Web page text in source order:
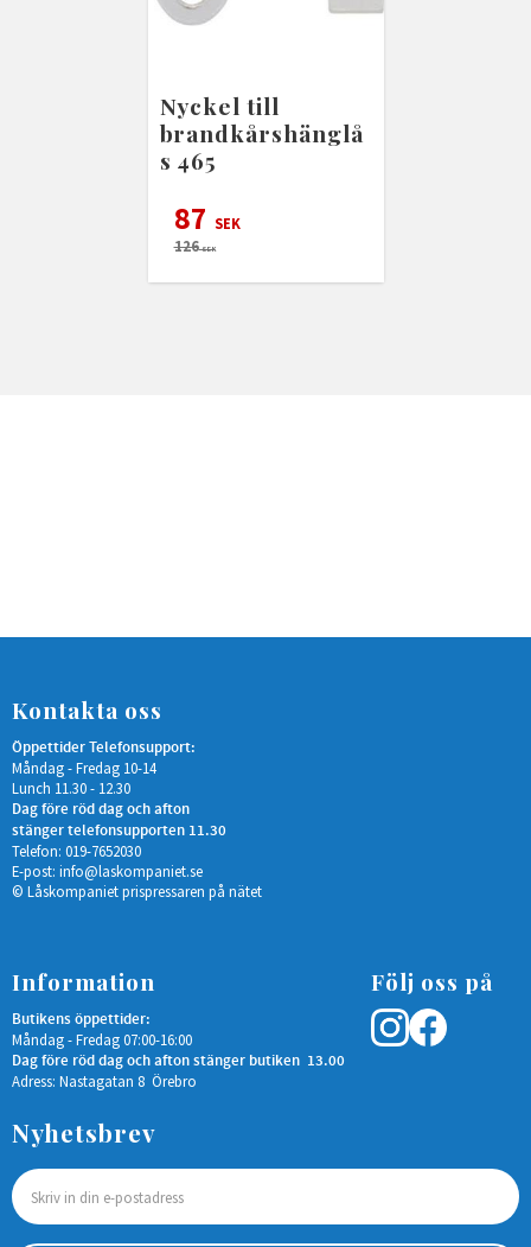
Nyckel till
brandkårshänglå
s 465
87 SEK
126SEK
Kontakta oss
Öppettider Telefonsupport:
Måndag - Fredag 10-14
Lunch 11.30 - 12.30
Dag före röd dag och afton
stänger telefonsupporten 11.30
Telefon: 019-7652030
E-post: info@laskompaniet.se
© Låskompaniet prispressaren på nätet
Information
Butikens öppettider:
Måndag - Fredag 07:00-16:00
Dag före röd dag och afton stänger butiken 13.00
Adress: Nastagatan 8 Örebro
Följ oss på
Nyhetsbrev